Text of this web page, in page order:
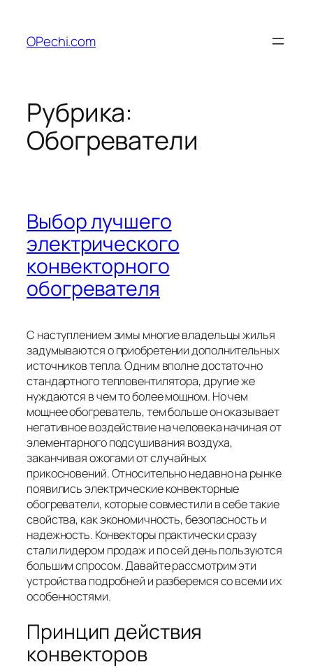
содержимому
OPechi.com
Рубрика:
Обогреватели
Выбор лучшего
электрического
конвекторного
обогревателя
С наступлением зимы многие владельцы жилья
задумываются о приобретении дополнительных
источников тепла. Одним вполне достаточно
стандартного тепловентилятора, другие же
нуждаются в чем то более мощном. Но чем
мощнее обогреватель, тем больше он оказывает
негативное воздействие на человека начиная от
элементарного подсушивания воздуха,
заканчивая ожогами от случайных
прикосновений. Относительно недавно на рынке
появились электрические конвекторные
обогреватели, которые совместили в себе такие
свойства, как экономичность, безопасность и
надежность. Конвекторы практически сразу
стали лидером продаж и по сей день пользуются
большим спросом. Давайте рассмотрим эти
устройства подробней и разберемся со всеми их
особенностями.
Принцип действия
конвекторов